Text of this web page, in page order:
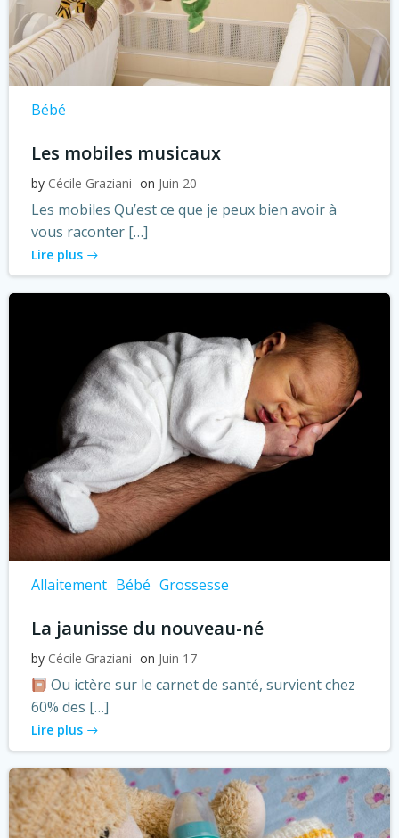
Bébé
Les mobiles musicaux
by Cécile Graziani on Juin 20
Les mobiles Qu’est ce que je peux bien avoir à
vous raconter […]
Lire plus
Allaitement Bébé Grossesse
La jaunisse du nouveau-né
by Cécile Graziani on Juin 17
Ou ictère sur le carnet de santé, survient chez
60% des […]
Lire plus